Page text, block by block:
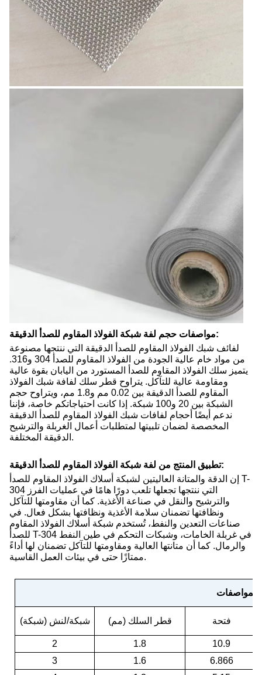
مواصفات حجم لفة شبكة الفولاذ المقاوم للصدأ الدقيقة:
لفائف شبك الفولاذ المقاوم للصدأ الدقيقة التي ننتجها مصنوعة
من مواد خام عالية الجودة من الفولاذ المقاوم للصدأ 304 و316.
يتميز سلك الفولاذ المقاوم للصدأ المستورد من اليابان بقوة عالية
ومقاومة عالية للتآكل. يتراوح قطر سلك لفافة شبك الفولاذ
المقاوم للصدأ الدقيقة بين 0.02 مم و1.8 مم، ويتراوح حجم
الشبكة بين 20 و100 شبكة. إذا كانت احتياجاتكم خاصة، فإننا
ندعم أيضًا أحجام لفافات شبك الفولاذ المقاوم للصدأ الدقيقة
المخصصة لضمان تلبيتها لمتطلبات أعمال الغربلة والترشيح
الدقيقة المختلفة.
تطبيق المنتج من لفة شبكة الفولاذ المقاوم للصدأ الدقيقة:
إن الدقة والمتانة العاليتين لشبكة أسلاك الفولاذ المقاوم للصدأ T-
304 التي ننتجها تجعلها تلعب دورًا هامًا في عمليات الفرز
والترشيح والنقل في صناعة الأغذية. كما أن مقاومتها للتآكل
ونظافتها تضمنان سلامة الأغذية ونظافتها بشكل فعال. في
صناعات التعدين والنفط، تُستخدم شبكة أسلاك الفولاذ المقاوم
للصدأ T-304 في غربلة الخامات، وشبكات التحكم في طين النفط
والرمال. كما أن متانتها العالية ومقاومتها للتآكل تضمنان لها أداءً
ممتازًا حتى في بيئات العمل القاسية.
المواصفات
شبكة/لنش (شبكة) قطر السلك (مم) فتحة
2 1.8
10.9
3
1.6
6.866